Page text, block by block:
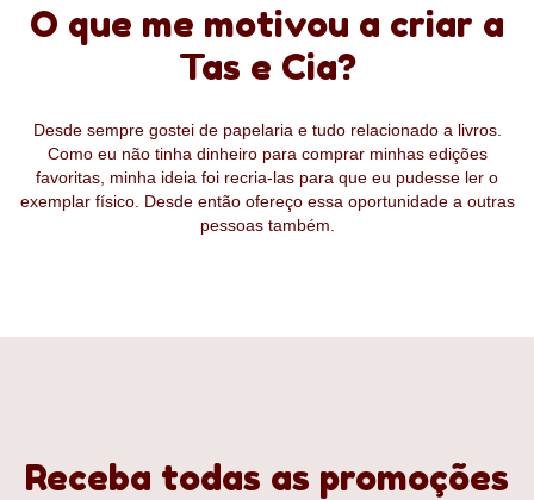
O que me motivou a criar a
Tas e Cia?
Desde sempre gostei de papelaria e tudo relacionado a livros.
Como eu não tinha dinheiro para comprar minhas edições
favoritas, minha ideia foi recria-las para que eu pudesse ler o
exemplar físico. Desde então ofereço essa oportunidade a outras
pessoas também.
Receba todas as promoções